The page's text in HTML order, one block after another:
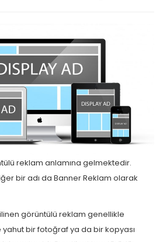
reklam anlamına gelmektedir.
bir adı da Banner Reklam olarak
görüntülü reklam genellikle
bir fotoğraf ya da bir kopyası